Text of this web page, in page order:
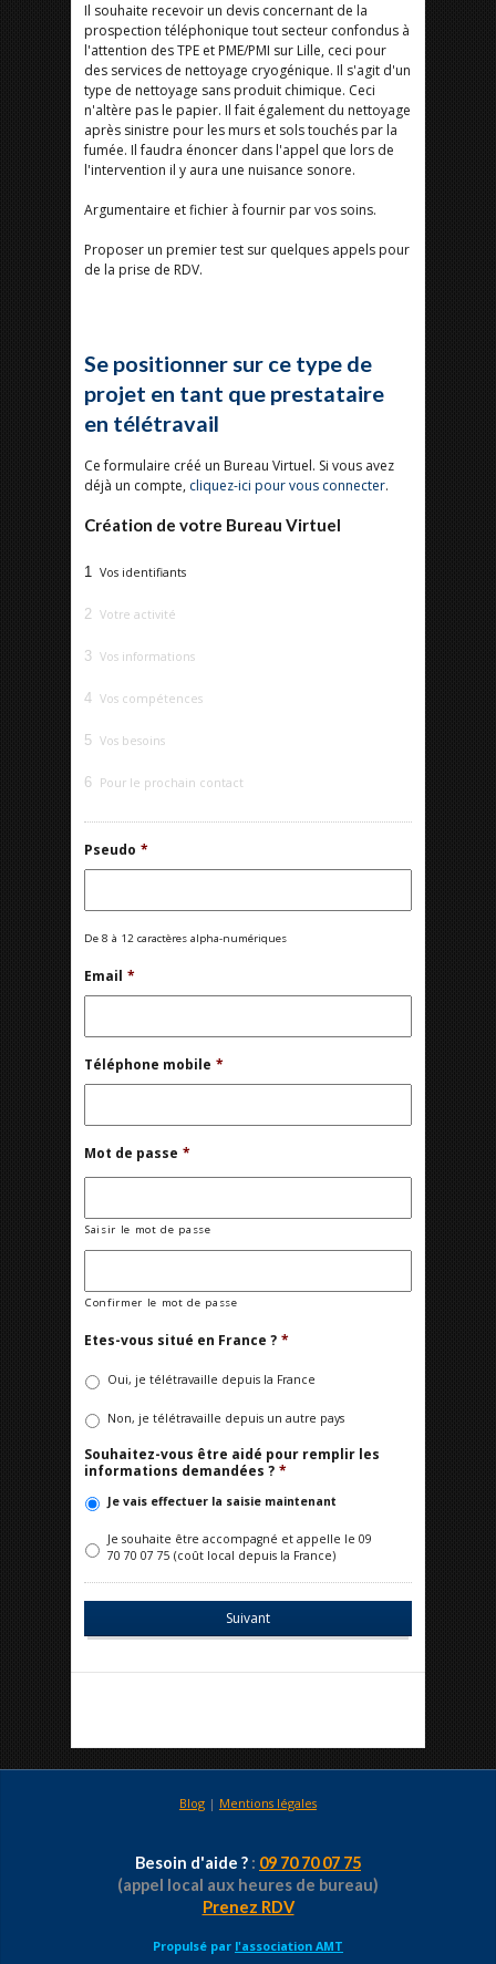
Il souhaite recevoir un devis concernant de la
prospection téléphonique tout secteur confondus à
l'attention des TPE et PME/PMI sur Lille, ceci pour
des services de nettoyage cryogénique. Il s'agit d'un
type de nettoyage sans produit chimique. Ceci
n'altère pas le papier. Il fait également du nettoyage
après sinistre pour les murs et sols touchés par la
fumée. Il faudra énoncer dans l'appel que lors de
l'intervention il y aura une nuisance sonore.
Argumentaire et fichier à fournir par vos soins.
Proposer un premier test sur quelques appels pour
de la prise de RDV.
Se positionner sur ce type de
projet en tant que prestataire
en télétravail
Ce formulaire créé un Bureau Virtuel. Si vous avez
déjà un compte, cliquez-ici pour vous connecter.
Création de votre Bureau Virtuel
1 Vos identifiants
2 Votre activité
3 Vos informations
4 Vos compétences
5 Vos besoins
6 Pour le prochain contact
Pseudo *
De 8 à 12 caractères alpha-numériques
Email *
Téléphone mobile *
Mot de passe *
Saisir le mot de passe
Confirmer le mot de passe
Etes-vous situé en France ? *
Oui, je télétravaille depuis la France
Non, je télétravaille depuis un autre pays
Souhaitez-vous être aidé pour remplir les
informations demandées ? *
Je vais effectuer la saisie maintenant
Je souhaite être accompagné et appelle le 09
70 70 07 75 (coût local depuis la France)
Blog | Mentions légales
Besoin d'aide ? : 09 70 70 07 75
(appel local aux heures de bureau)
Prenez RDV
Propulsé par l'association AMT